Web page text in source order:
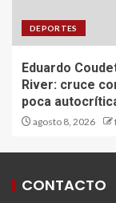
DEPORTES
Eduardo
River: cruce
poca
agosto 8, 2026
CONTACTO